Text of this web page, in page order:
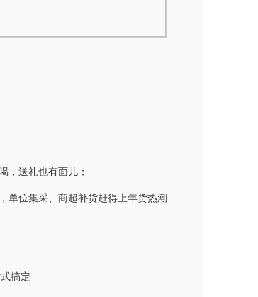
，送礼也有面儿；
单位集采、商超补货赶得上年货热潮
搞定